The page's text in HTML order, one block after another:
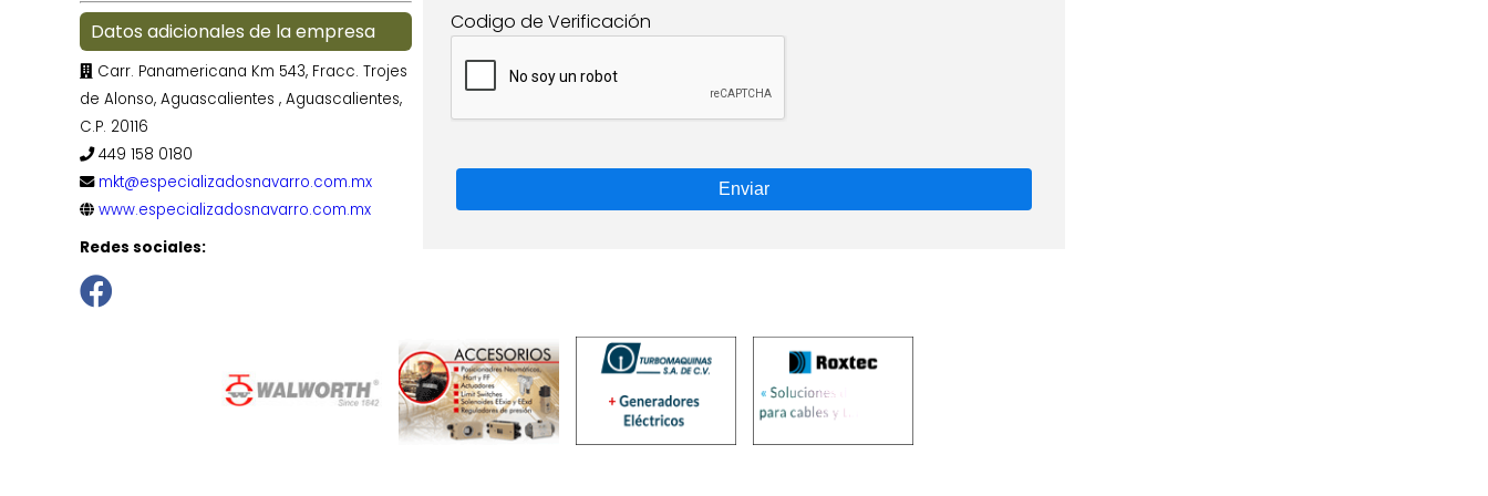
Datos adicionales de la empresa
Carr. Panamericana Km 543, Fracc. Trojes
de Alonso, Aguascalientes , Aguascalientes,
C.P. 20116
449 158 0180
mkt@especializadosnavarro.com.mx
www.especializadosnavarro.com.mx
Redes sociales:
Codigo de Verificación
Enviar